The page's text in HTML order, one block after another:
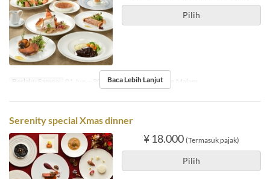
Pilih
Berlaku Sampai 01 Jun ~ 30 Sep Makanan Makan Malam
Baca Lebih Lanjut
Serenity special Xmas dinner
¥ 18.000 (Termasuk pajak)
Pilih